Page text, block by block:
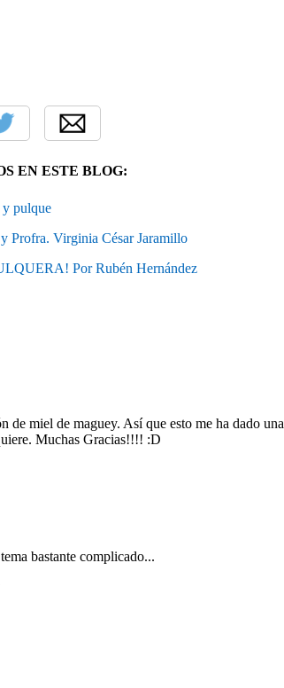
EN ESTE BLOG:
pulque
Virginia César Jaramillo
Por Rubén Hernández
de miel de maguey. Así que esto me ha dado una
Muchas Gracias!!!! :D
bastante complicado...